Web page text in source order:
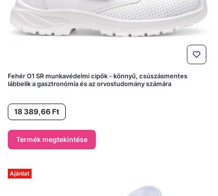
Fehér O1 SR munkavédelmi cipők - könnyű, csúszásmentes
lábbelik a gasztronómia és az orvostudomány számára
Ár18 389,66 Ft
Termék megtekintése
Ajánlat